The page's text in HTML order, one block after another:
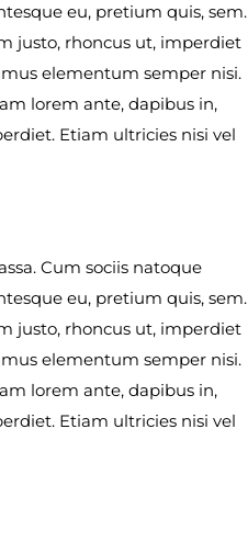
eu, pretium quis, sem.
justo, rhoncus ut, imperdiet
elementum semper nisi.
lorem ante, dapibus in,
Etiam ultricies nisi vel
Cum sociis natoque
eu, pretium quis, sem.
justo, rhoncus ut, imperdiet
elementum semper nisi.
lorem ante, dapibus in,
Etiam ultricies nisi vel